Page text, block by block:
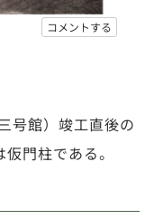
コメントする
号館）竣工直後の
門柱である。